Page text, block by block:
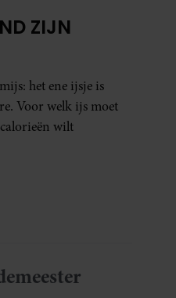
ZIJN
het ene ijsje is
Voor welk ijs moet
wilt